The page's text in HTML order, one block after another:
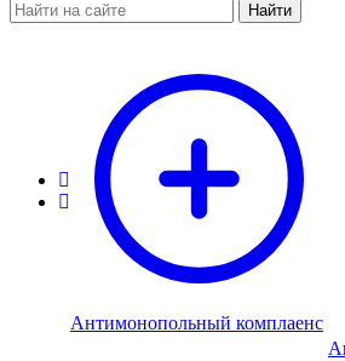
Найти
Антимонопольный комплаенс